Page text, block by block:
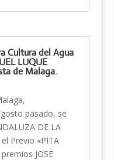
Cultura del Agua
LUQUE
de Malaga.
pasado, se
DE LA
el Previo «PITA
JOSE